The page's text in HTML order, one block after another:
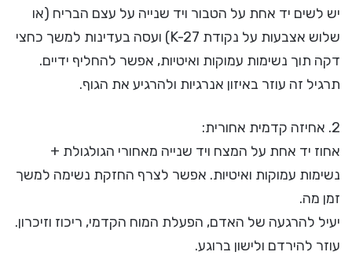
יש לשים יד אחת על הטבור ויד שנייה על עצם הבריח (או
שלוש אצבעות על נקודת K-27) ועסה בעדינות למשך כחצי
דקה תוך נשימות עמוקות ואיטיות, אפשר להחליף ידיים.
תרגיל זה עוזר באיזון אנרגיות ולהרגיע את הגוף.
2. אחיזה קדמית אחורית:
אחוז יד אחת על המצח ויד שנייה מאחורי הגולגולת +
נשימות עמוקות ואיטיות. אפשר לצרף החזקת נשימה למשך
זמן מה.
יעיל להרגעה של האדם, הפעלת המוח הקדמי, ריכוז וזיכרון.
עוזר להירדם ולישון ברוגע.